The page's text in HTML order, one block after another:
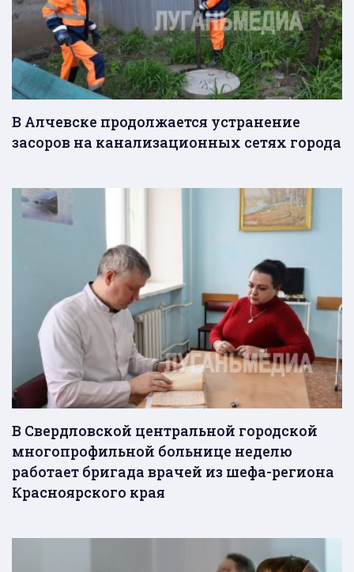
В Алчевске продолжается устранение
засоров на канализационных сетях города
В Свердловской центральной городской
многопрофильной больнице неделю
работает бригада врачей из шефа-региона
Красноярского края